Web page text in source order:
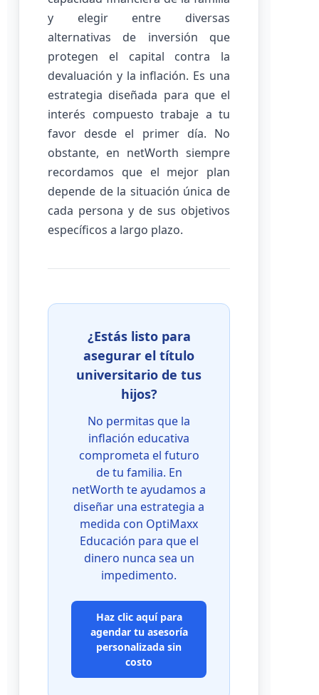
y elegir entre diversas
alternativas de inversión que
protegen el capital contra la
devaluación y la inflación. Es una
estrategia diseñada para que el
interés compuesto trabaje a tu
favor desde el primer día. No
obstante, en netWorth siempre
recordamos que el mejor plan
depende de la situación única de
cada persona y de sus objetivos
específicos a largo plazo.
¿Estás listo para
asegurar el título
universitario de tus
hijos?
No permitas que la
inflación educativa
comprometa el futuro
de tu familia. En
netWorth te ayudamos a
diseñar una estrategia a
medida con OptiMaxx
Educación para que el
dinero nunca sea un
impedimento.
Haz clic aquí para
agendar tu asesoría
personalizada sin
costo